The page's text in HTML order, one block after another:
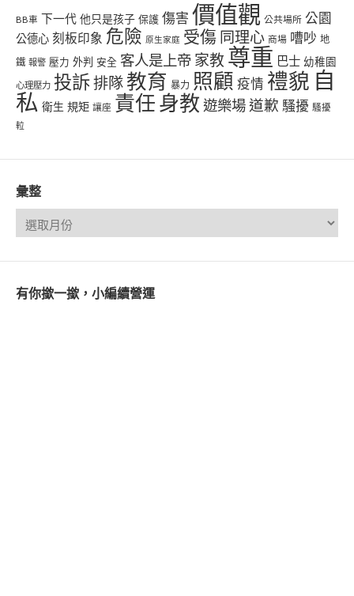
BB車 下一代 他只是孩子 保護 傷害 價值觀 公共場所 公園
公德心 刻板印象 危險 原生家庭 受傷 同理心 商場 嘈吵 地
鐵 報警 壓力 外判 安全 客人是上帝 家教 尊重 巴士 幼稚園
心理壓力 投訴排隊 教育 暴力 照顧 疫情 禮貌 自
私 衛生 規矩 讓座 責任 身教 遊樂場道歉 騷擾 騷擾
𨋢
彙整
有你撳一撳，小編續營運